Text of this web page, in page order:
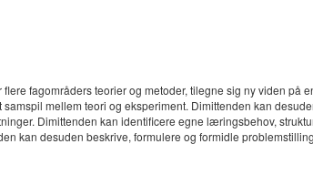
fagområders teorier og metoder, tilegne sig ny viden
mellem teori og eksperiment. Dimittenden kan
Dimittenden kan identificere egne læringsbehov,
kan desuden beskrive, formulere og formidle